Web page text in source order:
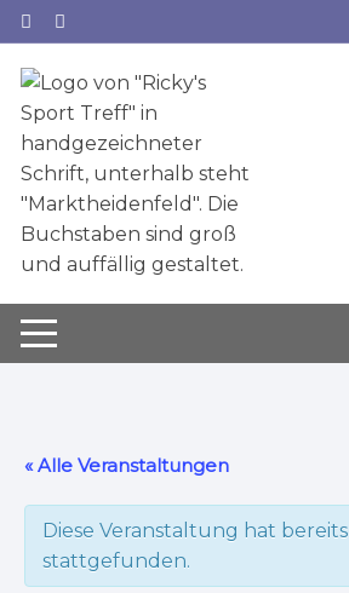
Zum
Inhalt
springen
« Alle Veranstaltungen
Diese Veranstaltung hat bereits
stattgefunden.